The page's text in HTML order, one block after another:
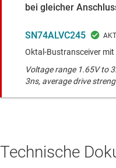
bei gleicher
SN74ALVC245
Oktal-Bustransceiver
Voltage range 1.65V to
3ns, average drive
Technische